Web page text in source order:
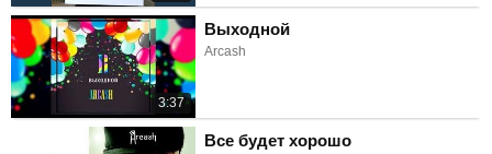
3:37
Выходной
Arcash
Все будет хорошо